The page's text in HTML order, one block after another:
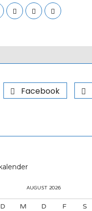
Facebook
AUGUST 2026
D M D F S